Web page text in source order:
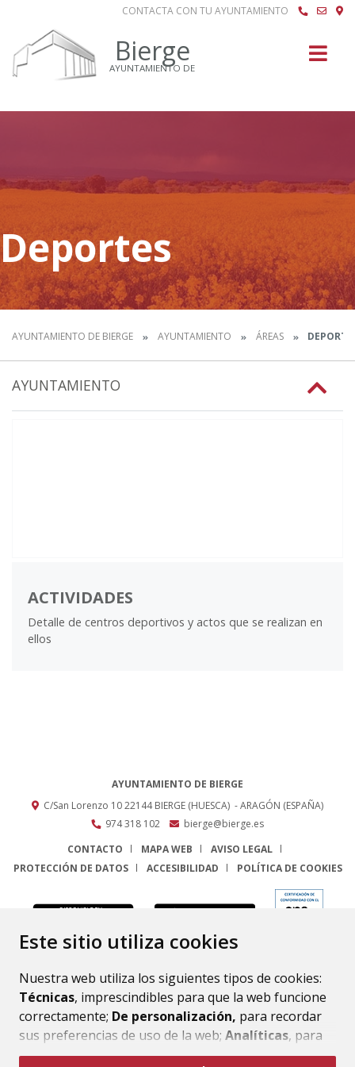
Este sitio utiliza cookies
Nuestra web utiliza los siguientes tipos de cookies:
Técnicas, imprescindibles para que la web funcione
correctamente; De personalización, para recordar
sus preferencias de uso de la web; Analíticas, para
mejorar el funcionamiento de la web y sus servicios.
CONTACTA CON TU AYUNTAMIENTO
Bierge
AYUNTAMIENTO DE
Deportes
AYUNTAMIENTO DE BIERGE AYUNTAMIENTO ÁREAS
AYUNTAMIENTO
ACTIVIDADES
Detalle de centros deportivos y actos que se realizan en
ellos
AYUNTAMIENTO DE BIERGE
C/San Lorenzo 1022144 BIERGE (HUESCA) - ARAGÓN (ESPAÑA)
974 318 102
bierge@bierge.es
CONTACTO
MAPA WEB
AVISO LEGAL
PROTECCIÓN DE DATOS
ACCESIBILIDAD POLÍTICA DE COOKIES